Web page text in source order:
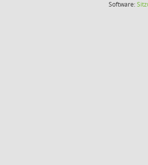
Software: